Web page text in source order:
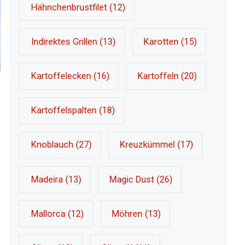
Hähnchenbrustfilet(12)
Indirektes Grillen (13) Karotten (15)
Kartoffelecken (16) Kartoffeln (20)
Kartoffelspalten (18)
Knoblauch (27) Kreuzkümmel (17)
Madeira(13) Magic Dust (26)
Mallorca(12) Möhren (13)